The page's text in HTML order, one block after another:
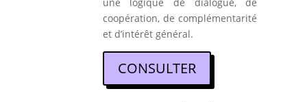
coopération, de complémentarité
et d’intérêt général.
CONSULTER